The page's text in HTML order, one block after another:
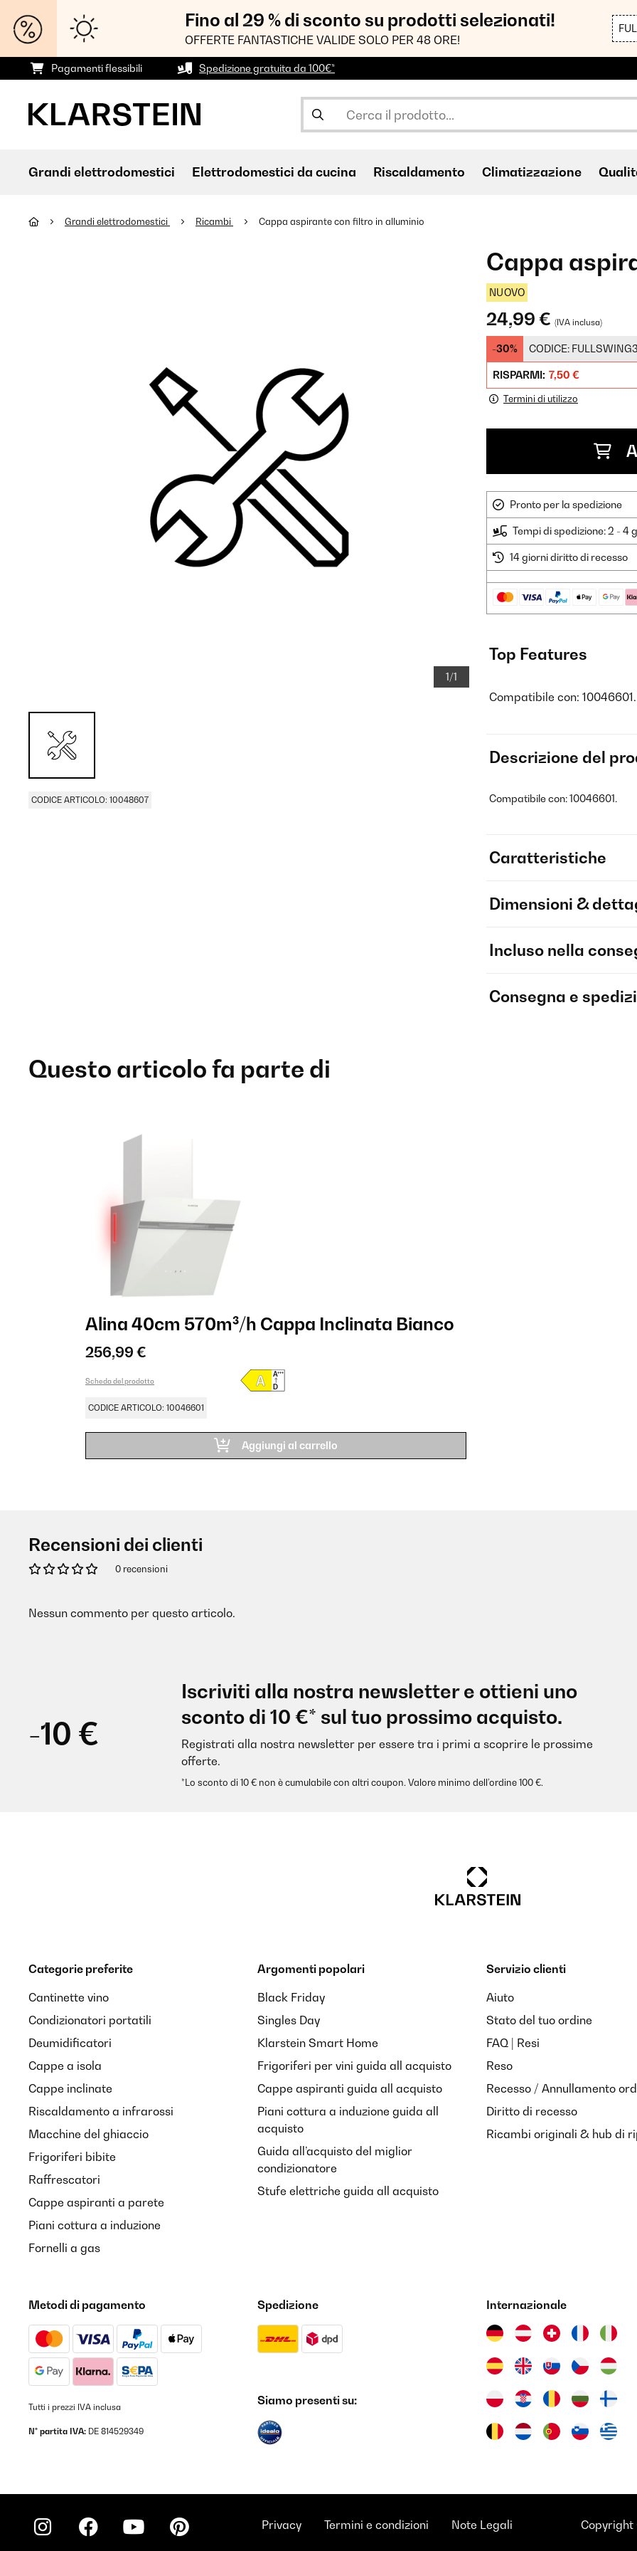
Fino al 29 % di sconto su prodotti selezionati!
OFFERTE FANTASTICHE VALIDE SOLO PER 48 ORE!
Pagamenti flessibili Spedizione gratuita da 100€*
Grandi elettrodomestici Elettrodomestici da cucina Riscaldamento Climatizzazione
Grandi elettrodomestici Ricambi Cappa aspirante con filtro in alluminio
1/1
CODICE ARTICOLO: 10048607
Cappa
NUOVO
24,99 € (IVA inclusa)
-30% CODICE:
RISPARMI: 7,50 €
Termini di utilizzo
Pronto per la spedizione
Tempi di spedizione: 2 - 4
14 giorni diritto di recesso
Top Features
Compatibile con: 10046601.
Descrizione del
Compatibile con: 10046601.
Caratteristiche
Dimensioni &
Incluso nella
Consegna e
Questo articolo fa parte di
Alina 40cm 570m³/h Cappa Inclinata Bianco
256,99 €
Scheda del prodotto
CODICE ARTICOLO: 10046601
Aggiungi al carrello
Recensioni dei clienti
0 recensioni
Nessun commento per questo articolo.
-10 €
Iscriviti alla nostra newsletter e ottieni uno
sconto di 10 €* sul tuo prossimo acquisto.
Registrati alla nostra newsletter per essere tra i primi a scoprire le prossime
offerte.
*Lo sconto di 10 € non è cumulabile con altri coupon. Valore minimo dell’ordine 100 €.
Categorie preferite
Cantinette vino
Condizionatori portatili
Deumidificatori
Cappe a isola
Cappe inclinate
Riscaldamento a infrarossi
Macchine del ghiaccio
Frigoriferi bibite
Raffrescatori
Cappe aspiranti a parete
Piani cottura a induzione
Fornelli a gas
Argomenti popolari
Black Friday
Singles Day
Klarstein Smart Home
Frigoriferi per vini guida all acquisto
Cappe aspiranti guida all acquisto
Piani cottura a induzione guida all
acquisto
Guida all’acquisto del miglior
condizionatore
Stufe elettriche guida all acquisto
Servizio clienti
Aiuto
Stato del tuo ordine
FAQ | Resi
Reso
Recesso / Annullamento
Diritto di recesso
Ricambi originali & hub di
Metodi di pagamento
Tutti i prezzi IVA inclusa
N° partita IVA: DE 814529349
Spedizione
Siamo presenti su:
Internazionale
Privacy Termini e condizioni Note Legali